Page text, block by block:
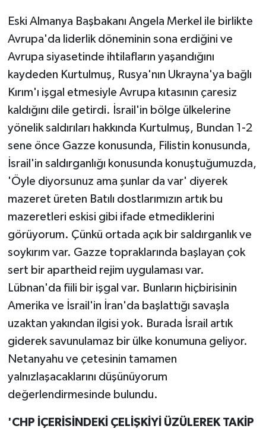
Eski Almanya Başbakanı Angela Merkel ile birlikte
Avrupa'da liderlik döneminin sona erdiğini ve
Avrupa siyasetinde ihtilafların yaşandığını
kaydeden Kurtulmuş, Rusya'nın Ukrayna'ya bağlı
Kırım'ı işgal etmesiyle Avrupa kıtasının çaresiz
kaldığını dile getirdi. İsrail'in bölge ülkelerine
yönelik saldırıları hakkında Kurtulmuş, Bundan 1-2
sene önce Gazze konusunda, Filistin konusunda,
İsrail'in saldırganlığı konusunda konuştuğumuzda,
'Öyle diyorsunuz ama şunlar da var' diyerek
mazeret üreten Batılı dostlarımızın artık bu
mazeretleri eskisi gibi ifade etmediklerini
görüyorum. Çünkü ortada açık bir saldırganlık ve
soykırım var. Gazze topraklarında başlayan çok
sert bir apartheid rejim uygulaması var.
Lübnan'da fiili bir işgal var. Bunların hiçbirisinin
Amerika ve İsrail'in İran'da başlattığı savaşla
uzaktan yakından ilgisi yok. Burada İsrail artık
giderek savunulamaz bir ülke konumuna geliyor.
Netanyahu ve çetesinin tamamen
yalnızlaşacaklarını düşünüyorum
değerlendirmesinde bulundu.
'CHP İÇERİSİNDEKİ ÇELİŞKİYİ ÜZÜLEREK TAKİP